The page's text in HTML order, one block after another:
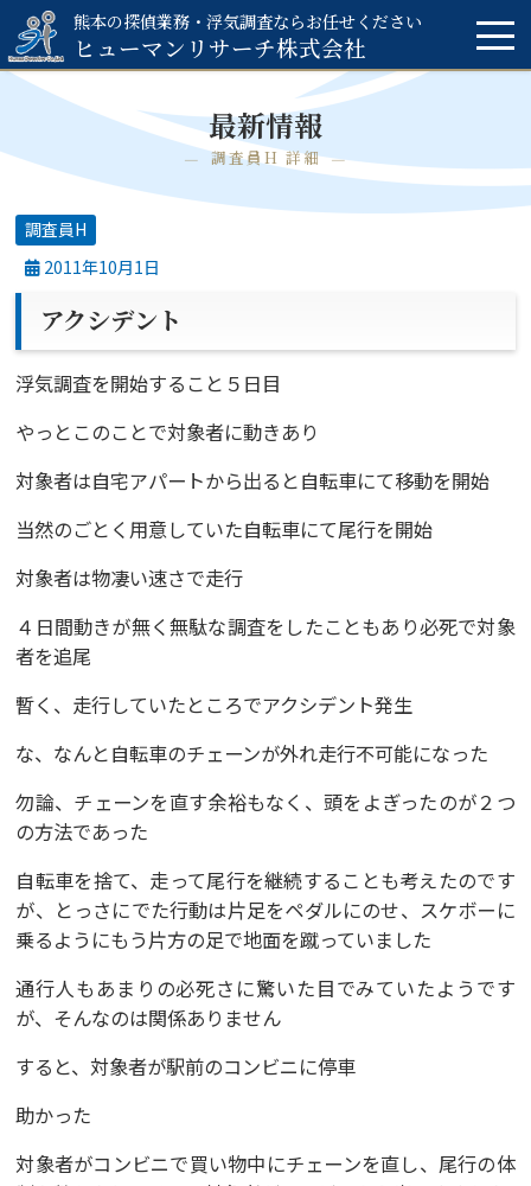
熊本の探偵業務・浮気調査ならお任せください
ヒューマンリサーチ株式会社
最新情報
調査員H 詳細
調査員H
2011年10月1日
アクシデント
浮気調査を開始すること５日目
やっとこのことで対象者に動きあり
対象者は自宅アパートから出ると自転車にて移動を開始
当然のごとく用意していた自転車にて尾行を開始
対象者は物凄い速さで走行
４日間動きが無く無駄な調査をしたこともあり必死で対象
者を追尾
暫く、走行していたところでアクシデント発生
な、なんと自転車のチェーンが外れ走行不可能になった
勿論、チェーンを直す余裕もなく、頭をよぎったのが２つ
の方法であった
自転車を捨て、走って尾行を継続することも考えたのです
が、とっさにでた行動は片足をペダルにのせ、スケボーに
乗るようにもう片方の足で地面を蹴っていました
通行人もあまりの必死さに驚いた目でみていたようです
が、そんなのは関係ありません
すると、対象者が駅前のコンビニに停車
助かった
対象者がコンビニで買い物中にチェーンを直し、尾行の体